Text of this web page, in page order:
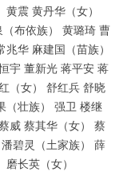
震 黄丹华（女）
布依族） 黄璐琦 曹
华 麻建国（苗族）
宇 董新光 蒋平安 蒋
（女） 舒红兵 舒晓
（壮族） 强卫 楼继
威 蔡其华（女） 蔡
碧灵（土家族） 薛
长英（女）